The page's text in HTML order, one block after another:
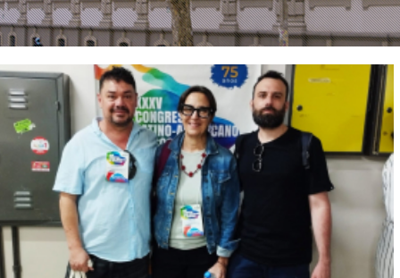
INVESTIGACIÓN SOBRE EL TRABAJO EN
SERVICIOS FUNERARIOS
Ver más